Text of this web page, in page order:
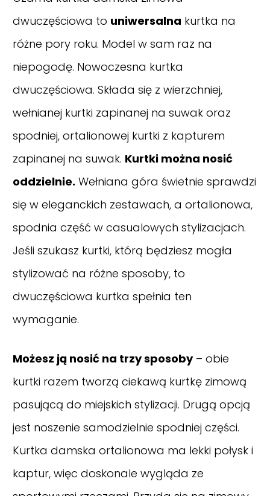
dwuczęściowa to uniwersalna kurtka na
różne pory roku. Model w sam raz na
niepogodę. Nowoczesna kurtka
dwuczęściowa. Składa się z wierzchniej,
wełnianej kurtki zapinanej na suwak oraz
spodniej, ortalionowej kurtki z kapturem
zapinanej na suwak. Kurtki można nosić
oddzielnie. Wełniana góra świetnie sprawdzi
się w eleganckich zestawach, a ortalionowa,
spodnia część w casualowych stylizacjach.
Jeśli szukasz kurtki, którą będziesz mogła
stylizować na różne sposoby, to
dwuczęściowa kurtka spełnia ten
wymaganie.
Możesz ją nosić na trzy sposoby– obie
kurtki razem tworzą ciekawą kurtkę zimową
pasującą do miejskich stylizacji. Drugą opcją
jest noszenie samodzielnie spodniej części.
Kurtka damska ortalionowa ma lekki połysk i
kaptur, więc doskonale wygląda ze